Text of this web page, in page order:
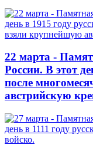
22 марта -
России. В этот
после
австрийскую